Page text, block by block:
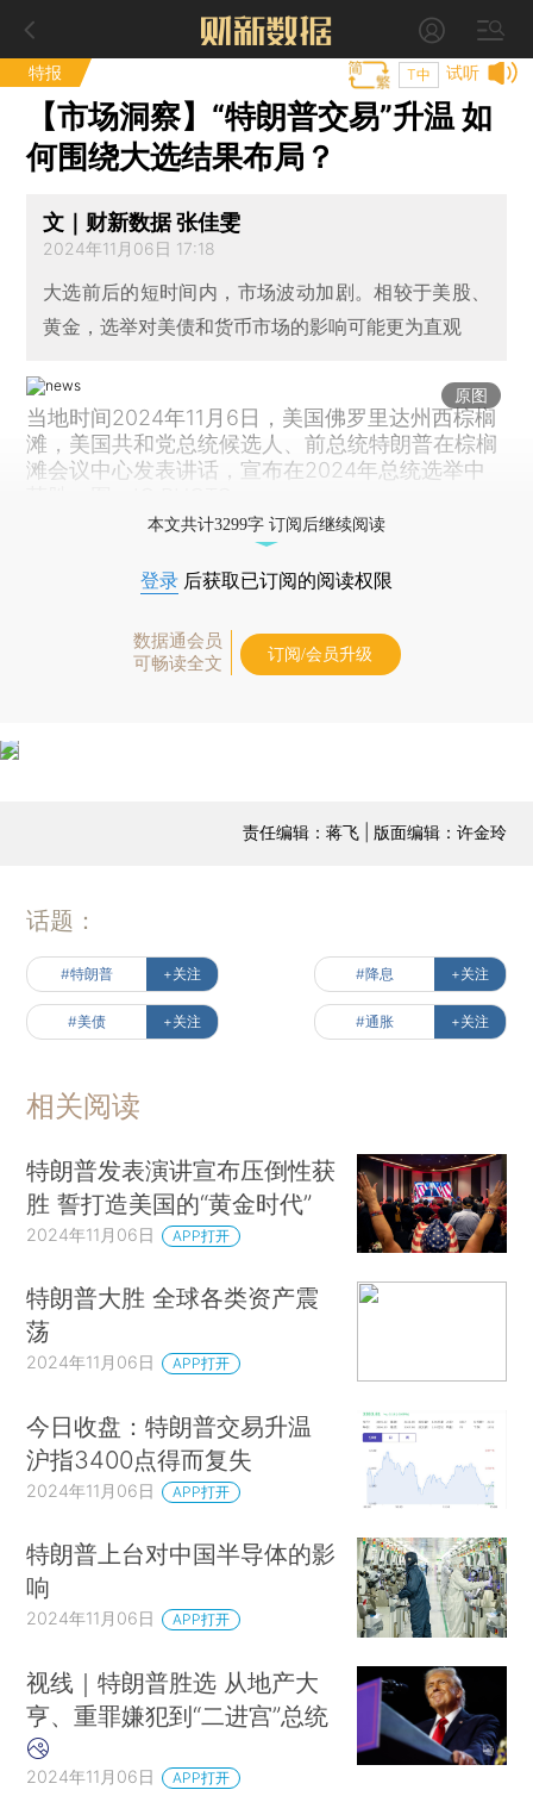
特报 试听
T中
【市场洞察】“特朗普交易”升温 如
何围绕大选结果布局？
文｜财新数据 张佳雯
2024年11月06日 17:18
大选前后的短时间内，市场波动加剧。相较于美股、
黄金，选举对美债和货币市场的影响可能更为直观
原图
当地时间2024年11月6日，美国佛罗里达州西棕榈
滩，美国共和党总统候选人、前总统特朗普在棕榈
滩会议中心发表讲话，宣布在2024年总统选举中
本文共计3299字 订阅后继续阅读
登录 后获取已订阅的阅读权限
数据通会员
可畅读全文
订阅/会员升级
责任编辑：蒋飞 | 版面编辑：许金玲
话题：
#特朗普 +关注 #降息 +关注
#美债 +关注 #通胀 +关注
相关阅读
特朗普发表演讲宣布压倒性获
胜 誓打造美国的“黄金时代”
2024年11月06日 APP打开
特朗普大胜 全球各类资产震
荡
2024年11月06日 APP打开
今日收盘：特朗普交易升温
沪指3400点得而复失
2024年11月06日 APP打开
特朗普上台对中国半导体的影
响
2024年11月06日 APP打开
视线｜特朗普胜选 从地产大
亨、重罪嫌犯到“二进宫”总统
2024年11月06日 APP打开